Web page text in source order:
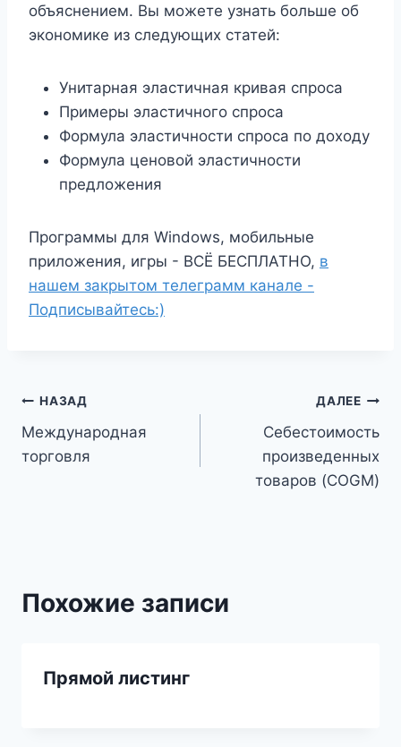
объяснением. Вы можете узнать больше об
экономике из следующих статей:
Унитарная эластичная кривая спроса
Примеры эластичного спроса
Формула эластичности спроса по доходу
Формула ценовой эластичности
предложения
Программы для Windows, мобильные
приложения, игры - ВСЁ БЕСПЛАТНО, в
нашем закрытом телеграмм канале -
Подписывайтесь:)
Навигация
по
НАЗАД
Международная
торговля
ДАЛЕЕ
Себестоимость
произведенных
товаров (COGM)
Похожие записи
Прямой листинг